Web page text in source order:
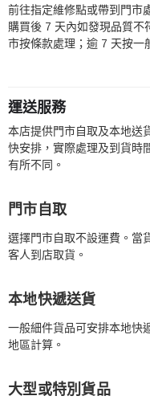
前往指定維修點或帶到門市
購買後 7 天內如發現品質不
市按條款處理；逾 7 天按一
運送服務
本店提供門市自取及本地送
快安排，實際處理及到貨時
有所不同。
門市自取
選擇門市自取不設運費。當
客人到店取貨。
本地快遞送貨
一般細件貨品可安排本地快
地區計算。
大型或特別貨品